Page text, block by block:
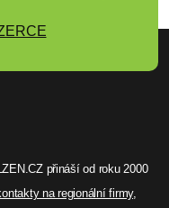
přináší od roku 2000
na regionální firmy,